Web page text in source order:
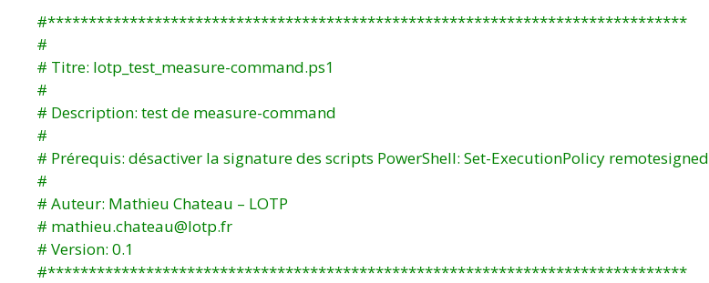
#******************************************************************************
#
# Titre: lotp_test_measure-command.ps1
#
# Description: test de measure-command
#
# Prérequis: désactiver la signature des scripts PowerShell: Set-ExecutionPolicy remotesigned
#
# Auteur: Mathieu Chateau – LOTP
# mathieu.chateau@lotp.fr
# Version: 0.1
#******************************************************************************